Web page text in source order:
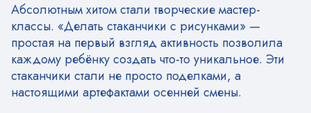
Абсолютным хитом стали творческие мастер-
классы. «Делать стаканчики с рисунками» —
простая на первый взгляд активность позволила
каждому ребёнку создать что-то уникальное. Эти
стаканчики стали не просто поделками, а
настоящими артефактами осенней смены.